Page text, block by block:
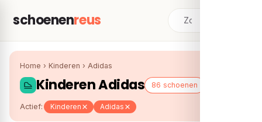
schoenenreus
Home › Kinderen › Adidas
Kinderen Adidas 86 schoenen
Actief: Kinderen Adidas